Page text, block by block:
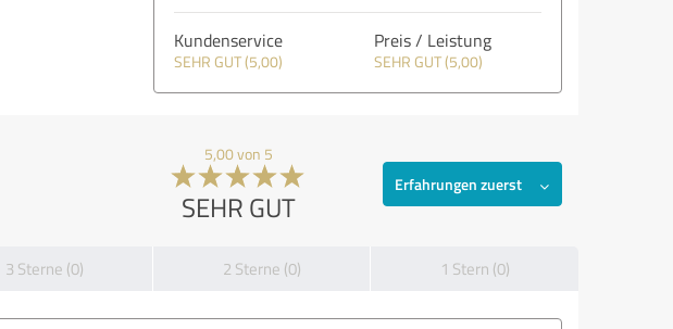
Kundenservice
SEHR GUT (5,00)
Preis / Leistung
SEHR GUT (5,00)
5,00 von 5
SEHR GUT
Erfahrungen zuerst
3 Sterne (0) 2 Sterne (0) 1 Stern (0)